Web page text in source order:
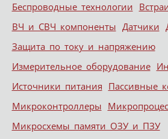
Беспроводные технологии
ВЧ и СВЧ компоненты Датчики
Защита по току и напряжению
Измерительное оборудование
Источники питания Пассивные
Микроконтроллеры
Микросхемы памяти ОЗУ и ПЗУ